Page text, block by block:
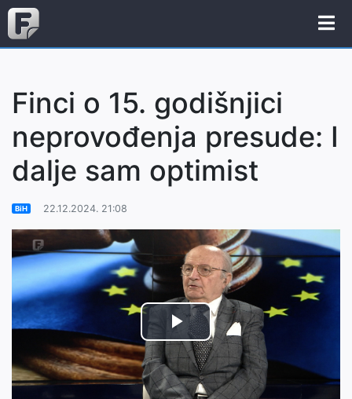
Finci o 15. godišnjici
neprovođenja presude: I
dalje sam optimist
BiH 22.12.2024. 21:08
Play
Video